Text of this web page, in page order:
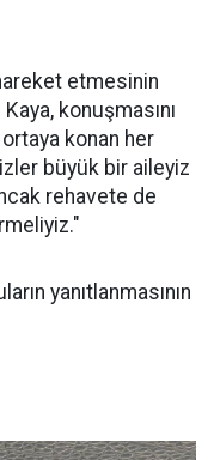
etmesinin
konuşmasını
konan her
büyük bir aileyiz
rehavete de
yanıtlanmasının